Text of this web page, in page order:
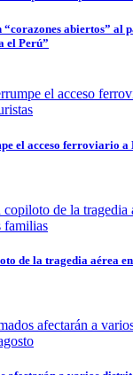
abiertos” al
el Perú”
el acceso ferroviario a
de la tragedia aérea